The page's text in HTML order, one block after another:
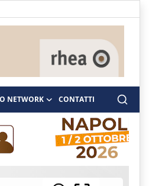
NETWORK CONTATTI